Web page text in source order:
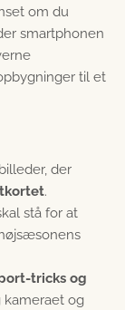
om du
smartphonen
til et
der
.
stå for at
tricks og
kameraet og